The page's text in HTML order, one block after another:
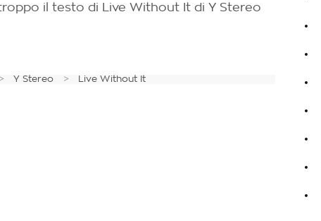
il testo di Live Without It di Y Stereo
Y Stereo Live Without It
.
.
.
.
.
.
.